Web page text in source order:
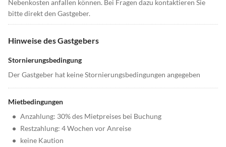
Nebenkosten anfallen können. Bei Fragen dazu kontaktieren Sie
bitte direkt den Gastgeber.
Hinweise des Gastgebers
Stornierungsbedingung
Der Gastgeber hat keine Stornierungsbedingungen angegeben
Mietbedingungen
• Anzahlung: 30% des Mietpreises bei Buchung
• Restzahlung: 4 Wochen vor Anreise
• keine Kaution